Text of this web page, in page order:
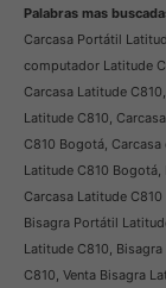
Palabras mas
Carcasa Portátil
computador Latitude
Carcasa Latitude
Latitude C810,
C810 Bogotá,
Latitude C810 Bogotá,
Carcasa Latitude
Bisagra Portátil
Latitude C810,
C810, Venta Bisagra